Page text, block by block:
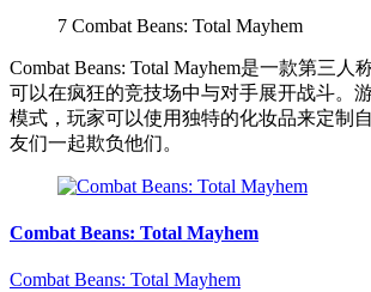
7 Combat Beans: Total Mayhem
Combat Beans: Total Mayhem是一款第三人
可以在疯狂的竞技场中与对手展开战斗。
模式，玩家可以使用独特的化妆品来定制
友们一起欺负他们。
Combat Beans: Total Mayhem
Combat Beans: Total Mayhem